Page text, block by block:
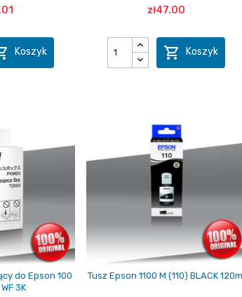
Koszyk
zł47.00
 Koszyk
do Epson 100
3K
Tusz Epson 1100 M (110) BLACK